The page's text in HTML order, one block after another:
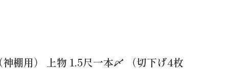
棚用） 上物 1.5尺一本〆 （切下げ4枚